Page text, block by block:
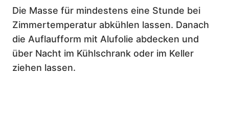
Die Masse für mindestens eine Stunde bei
Zimmertemperatur abkühlen lassen. Danach
die Auflaufform mit Alufolie abdecken und
über Nacht im Kühlschrank oder im Keller
ziehen lassen.